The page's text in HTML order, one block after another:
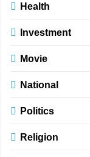
Health
Investment
Movie
National
Politics
Religion